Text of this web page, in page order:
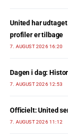
United har
profiler er tilbage
7. AUGUST 2026 16:20
Dagen i dag:
7. AUGUST 2026 12:53
Officielt: United
7. AUGUST 2026 11:12